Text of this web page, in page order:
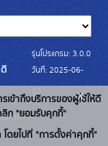
ภาค
รุ่นโปรแกรม: 3.0.0
วันที่: 2025-06-
เข้าถึงบริการของผู้ใช้ให้ดี
ลิก "ยอมรับคุกกี้"
ดยไปที่ "การตั้งค่าคุกกี้"
x